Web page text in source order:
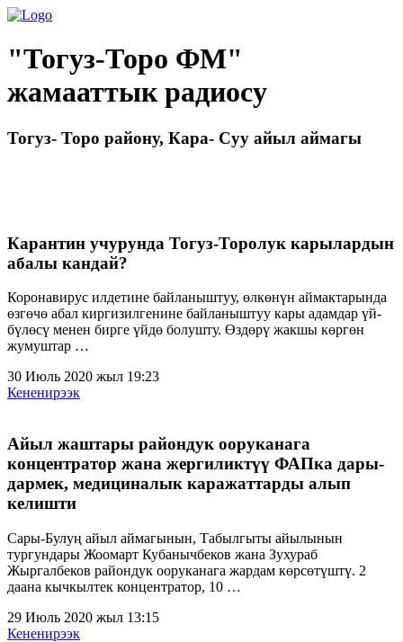
"Тогуз-Торо ФМ"
жамааттык радиосу
Тогуз- Торо району, Кара- Суу айыл аймагы
Карантин учурунда Тогуз-Торолук карылардын
абалы кандай?
Коронавирус илдетине байланыштуу, өлкөнүн аймактарында
өзгөчө абал киргизилгенине байланыштуу кары адамдар үй-
бүлөсү менен бирге үйдө болушту. Өздөрү жакшы көргөн
жумуштар …
30 Июль 2020 жыл 19:23
Кененирээк
Айыл жаштары райондук ооруканага
концентратор жана жергиликтүү ФАПка дары-
дармек, медициналык каражаттарды алып
келишти
Сары-Булуң айыл аймагынын, Табылгыты айылынын
тургундары Жоомарт Кубанычбеков жана Зухураб
Жыргалбеков райондук ооруканага жардам көрсөтүштү. 2
даана кычкылтек концентратор, 10 …
29 Июль 2020 жыл 13:15
Кененирээк